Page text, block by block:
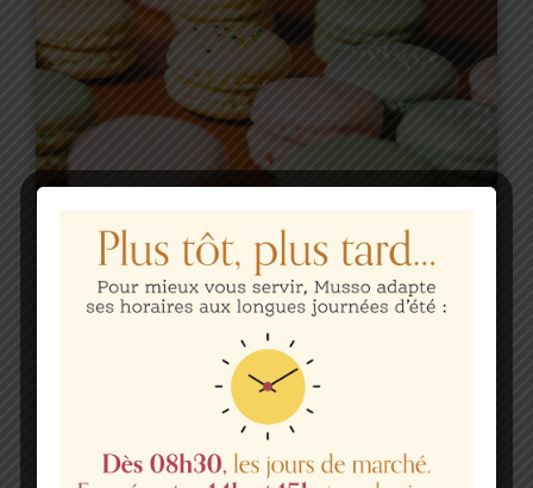
We Love Cake
Aliquam pulvinar vestibulum blandit. Donec sed
nisl libero. Fusce dignissim luctus sem eu
dapibus. Pellentesque vulputate quam a quam
volutpat, sed ullamcorper erat commodo.
Vestibulum sit amet ipsum vitae mauris mattis
vulputate lacinia nec neque. Aenean quis